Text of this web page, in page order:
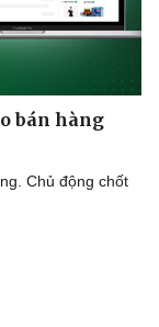
bán hàng
Chủ động chốt